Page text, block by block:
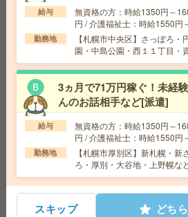
交通費 交通費支給有り
北２４条駅～徒歩10分
【8月開始】在宅あり！長期！バナ
事！朝遅め[派遣]
給 与 時給1300円 月収例 208,000円+残業
交通費 全額支給
勤務地 大通駅徒歩5分、さっぽろ駅徒歩8
れなオフィス！ベンチャーです！
時給1500円＊【年収400万以上×正
ヶ月分！手当充実＊事務[正社員への
給与
無資格の方：時給1350円～
円 / 介護福祉士：時給1550円
円 / 初任者以上：時給1450円
円
勤務地
【札幌市中央区】さっぽろ・
園・中島公園・西１１丁目・
学校前など勤務地多数！
3ヵ月で71万円稼ぐ！未経
んのお話相手など[派遣]
給与
無資格の方：時給1350円～
円 / 介護福祉士：時給1550円
円 / 初任者以上：時給1450円
円
勤務地
【札幌市厚別区】新札幌・新
ろ・厚別・大谷地・上野幌な
多数！
スキップ どち